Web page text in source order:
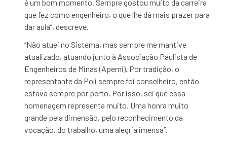
é um bom momento. Sempre gostou muito da carreira
que fez como engenheiro, o que lhe dá mais prazer para
dar aula”, descreve.
“Não atuei no Sistema, mas sempre me mantive
atualizado, atuando junto à Associação Paulista de
Engenheiros de Minas (Apemi). Por tradição, o
representante da Poli sempre foi conselheiro, então
estava sempre por perto. Por isso, sei que essa
homenagem representa muito. Uma honra muito
grande pela dimensão, pelo reconhecimento da
vocação, do trabalho, uma alegria imensa”.